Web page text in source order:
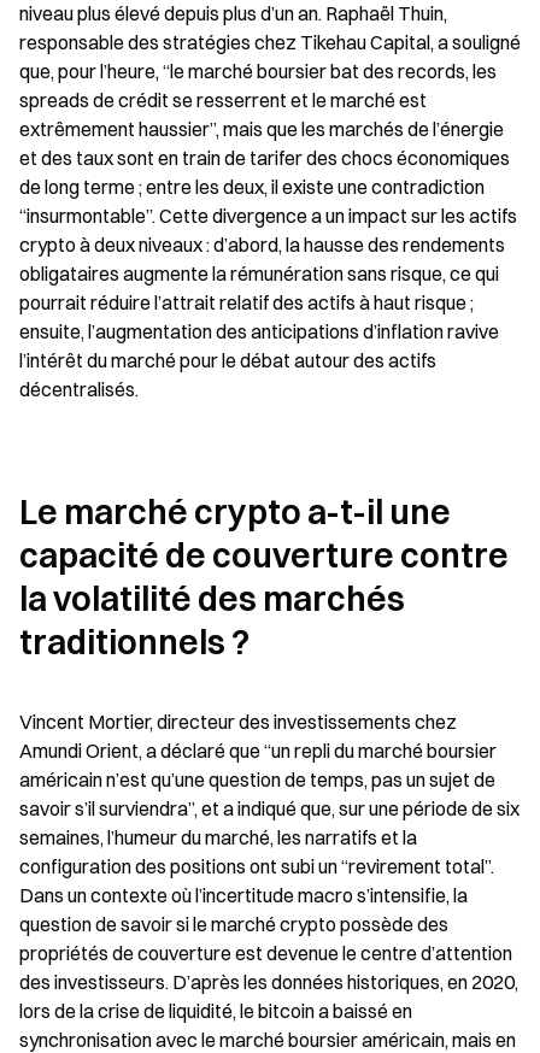
niveau plus élevé depuis plus d’un an. Raphaël Thuin,
responsable des stratégies chez Tikehau Capital, a souligné
que, pour l’heure, “le marché boursier bat des records, les
spreads de crédit se resserrent et le marché est
extrêmement haussier”, mais que les marchés de l’énergie
et des taux sont en train de tarifer des chocs économiques
de long terme ; entre les deux, il existe une contradiction
“insurmontable”. Cette divergence a un impact sur les actifs
crypto à deux niveaux : d’abord, la hausse des rendements
obligataires augmente la rémunération sans risque, ce qui
pourrait réduire l’attrait relatif des actifs à haut risque ;
ensuite, l’augmentation des anticipations d’inflation ravive
l’intérêt du marché pour le débat autour des actifs
décentralisés.
Le marché crypto a-t-il une
capacité de couverture contre
la volatilité des marchés
traditionnels ?
Vincent Mortier, directeur des investissements chez
Amundi Orient, a déclaré que “un repli du marché boursier
américain n’est qu’une question de temps, pas un sujet de
savoir s’il surviendra”, et a indiqué que, sur une période de six
semaines, l’humeur du marché, les narratifs et la
configuration des positions ont subi un “revirement total”.
Dans un contexte où l’incertitude macro s’intensifie, la
question de savoir si le marché crypto possède des
propriétés de couverture est devenue le centre d’attention
des investisseurs. D’après les données historiques, en 2020,
lors de la crise de liquidité, le bitcoin a baissé en
synchronisation avec le marché boursier américain, mais en